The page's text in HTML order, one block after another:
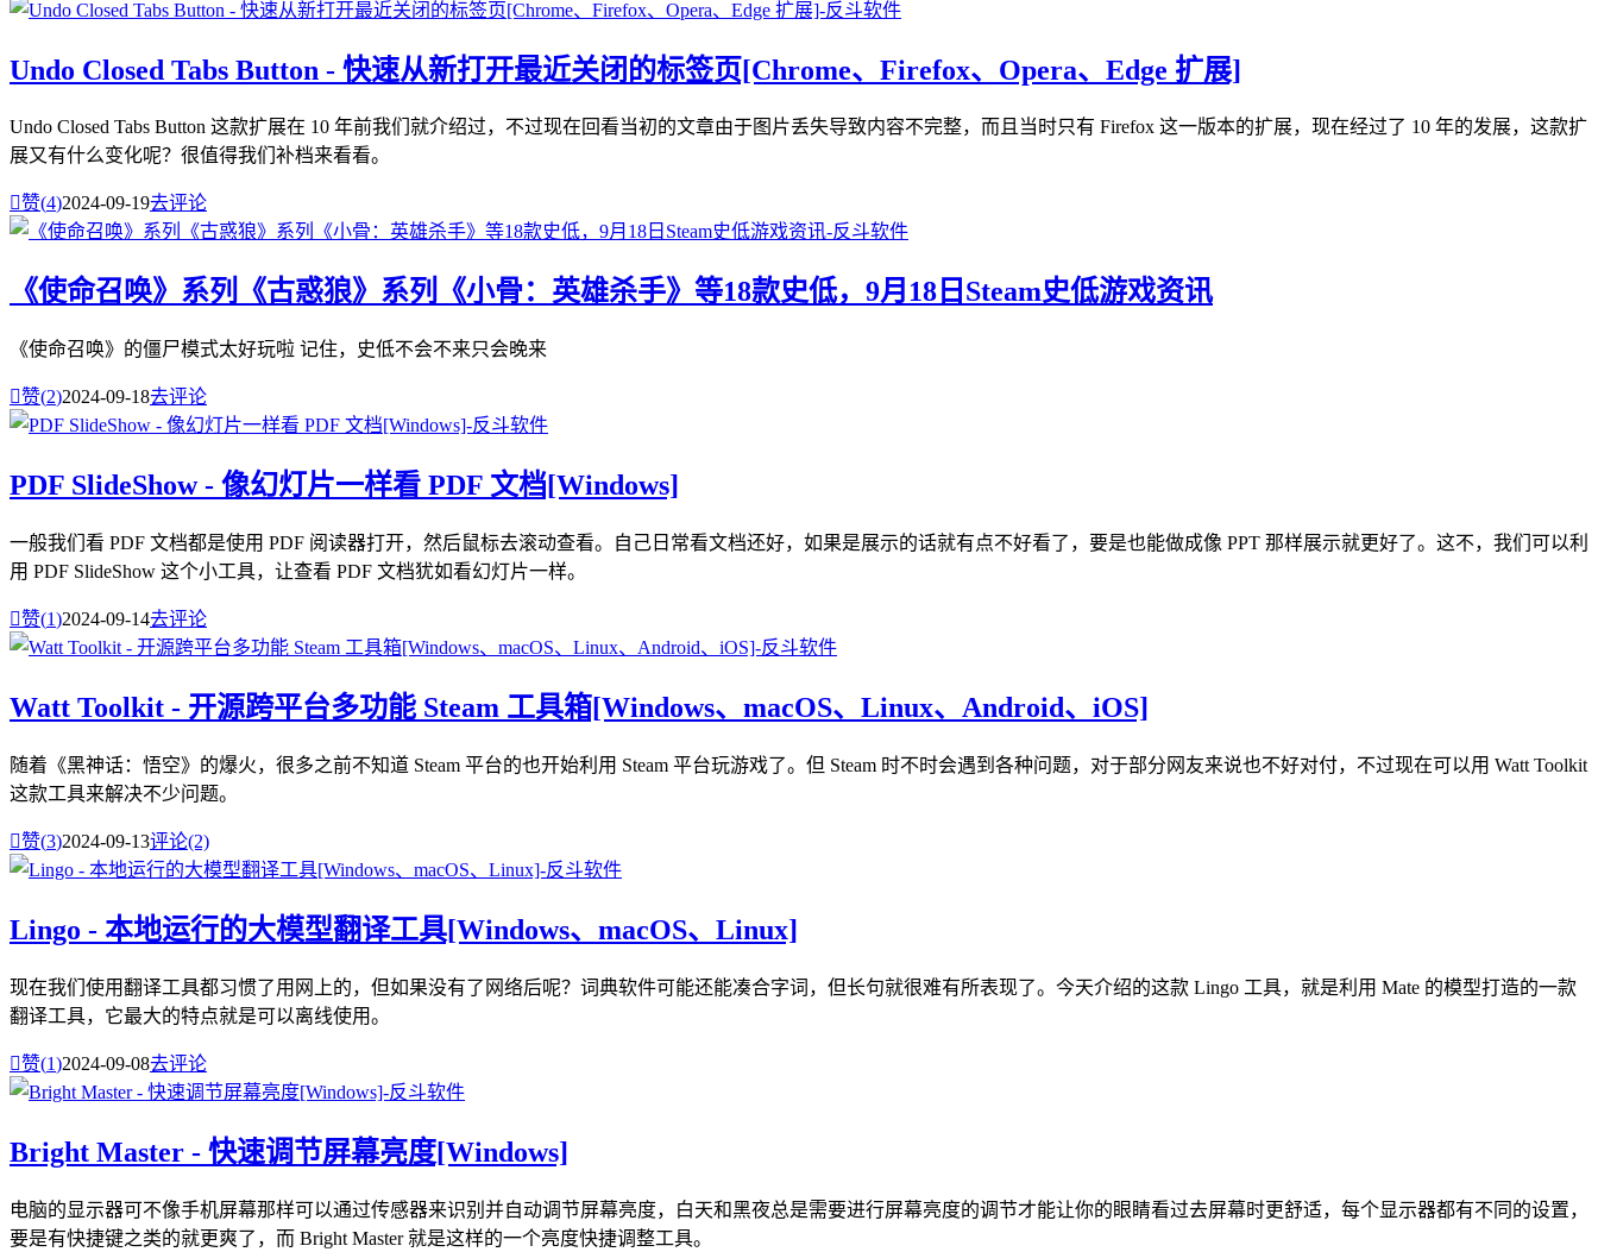
Undo Closed Tabs Button - 快速从新打开最近关闭的标签页[Chrome、Firefox、Opera、Edge 扩展]
Undo Closed Tabs Button 这款扩展在 10 年前我们就介绍过，不过现在回看当初的文章由于图片丢失导致内容不完整，而且当时只有 Firefox 这一版本的扩展，现在经过了 10 年的发展，这款扩
展又有什么变化呢？很值得我们补档来看看。
赞(4)2024-09-19去评论
《使命召唤》系列《古惑狼》系列《小骨：英雄杀手》等18款史低，9月18日Steam史低游戏资讯
《使命召唤》的僵尸模式太好玩啦 记住，史低不会不来只会晚来
赞(2)2024-09-18去评论
PDF SlideShow - 像幻灯片一样看 PDF 文档[Windows]
一般我们看 PDF 文档都是使用 PDF 阅读器打开，然后鼠标去滚动查看。自己日常看文档还好，如果是展示的话就有点不好看了，要是也能做成像 PPT 那样展示就更好了。这不，我们可以利
用 PDF SlideShow 这个小工具，让查看 PDF 文档犹如看幻灯片一样。
赞(1)2024-09-14去评论
Watt Toolkit - 开源跨平台多功能 Steam 工具箱[Windows、macOS、Linux、Android、iOS]
随着《黑神话：悟空》的爆火，很多之前不知道 Steam 平台的也开始利用 Steam 平台玩游戏了。但 Steam 时不时会遇到各种问题，对于部分网友来说也不好对付，不过现在可以用 Watt Toolkit
这款工具来解决不少问题。
赞(3)2024-09-13评论(2)
Lingo - 本地运行的大模型翻译工具[Windows、macOS、Linux]
现在我们使用翻译工具都习惯了用网上的，但如果没有了网络后呢？词典软件可能还能凑合字词，但长句就很难有所表现了。今天介绍的这款 Lingo 工具，就是利用 Mate 的模型打造的一款
翻译工具，它最大的特点就是可以离线使用。
赞(1)2024-09-08去评论
Bright Master - 快速调节屏幕亮度[Windows]
电脑的显示器可不像手机屏幕那样可以通过传感器来识别并自动调节屏幕亮度，白天和黑夜总是需要进行屏幕亮度的调节才能让你的眼睛看过去屏幕时更舒适，每个显示器都有不同的设置，
要是有快捷键之类的就更爽了，而 Bright Master 就是这样的一个亮度快捷调整工具。